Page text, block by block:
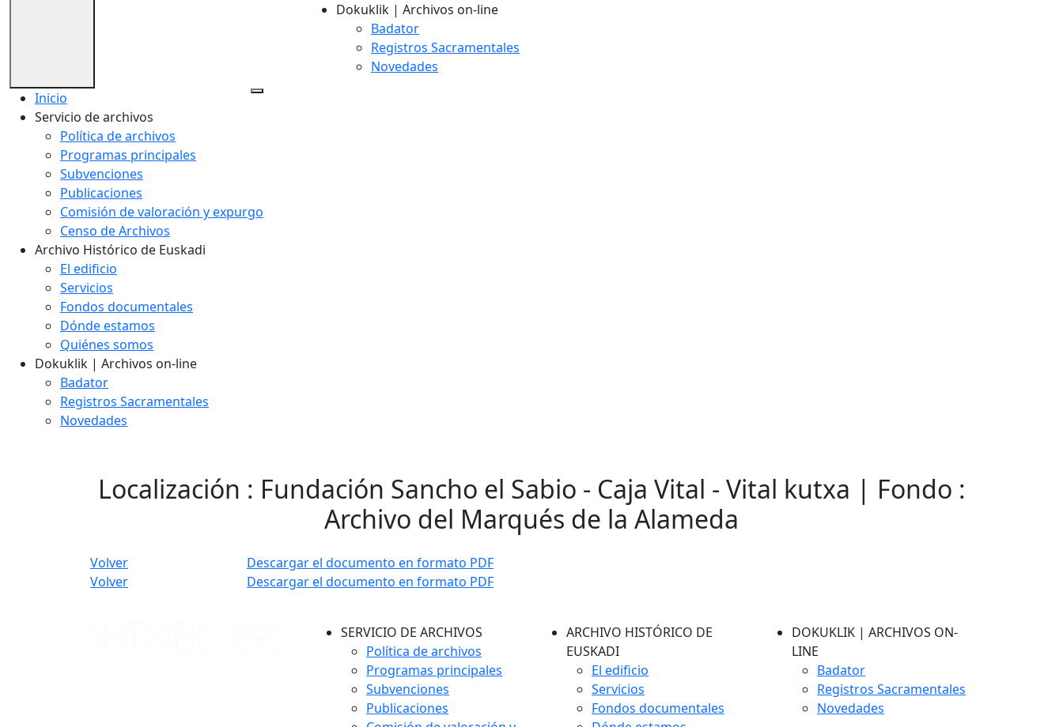
Dokuklik | Archivos on-line
Badator
Registros Sacramentales
Novedades
Inicio
Servicio de archivos
Política de archivos
Programas principales
Subvenciones
Publicaciones
Comisión de valoración y expurgo
Censo de Archivos
Archivo Histórico de Euskadi
El edificio
Servicios
Fondos documentales
Dónde estamos
Quiénes somos
Dokuklik | Archivos on-line
Badator
Registros Sacramentales
Novedades
Localización : Fundación Sancho el Sabio - Caja Vital - Vital kutxa | Fondo :
Archivo del Marqués de la Alameda
Volver
Descargar el documento en formato PDF
Volver
Descargar el documento en formato PDF
SERVICIO DE ARCHIVOS
Política de archivos
Programas principales
Subvenciones
Publicaciones
ARCHIVO HISTÓRICO DE
EUSKADI
El edificio
Servicios
Fondos documentales
DOKUKLIK | ARCHIVOS ON-
LINE
Badator
Registros Sacramentales
Novedades